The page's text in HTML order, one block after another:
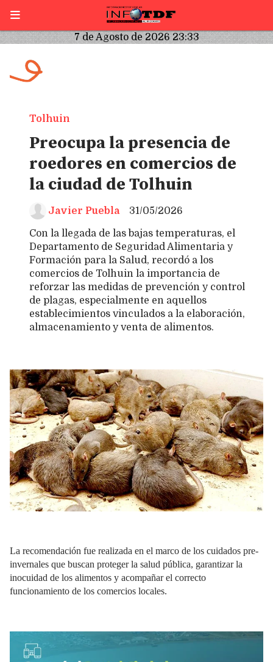
7 de Agosto de 2026 23:33
Preocupa la presencia de
roedores en comercios de
la ciudad de Tolhuin
Con la llegada de las bajas temperaturas, el
Departamento de Seguridad Alimentaria y
Formación para la Salud, recordó a los
comercios de Tolhuin la importancia de
reforzar las medidas de prevención y control
de plagas, especialmente en aquellos
establecimientos vinculados a la elaboración,
almacenamiento y venta de alimentos.
Tolhuin
31/05/2026
Javier Puebla
La recomendación fue realizada en el marco de los cuidados pre-
invernales que buscan proteger la salud pública, garantizar la
inocuidad de los alimentos y acompañar el correcto
funcionamiento de los comercios locales.